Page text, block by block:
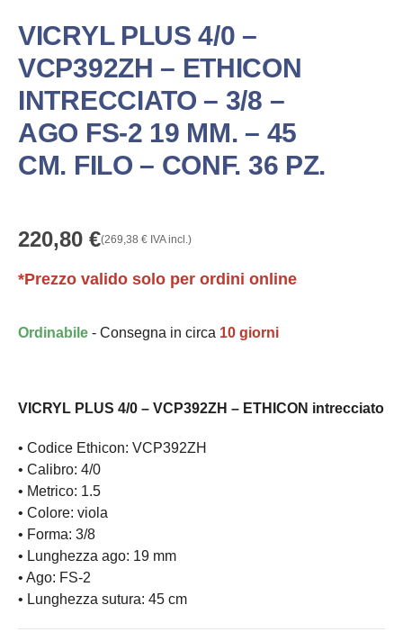
VICRYL PLUS 4/0 –
VCP392ZH – ETHICON
INTRECCIATO – 3/8 –
AGO FS-2 19 MM. – 45
CM. FILO – CONF. 36 PZ.
220,80 €(269,38 € IVA incl.)
*Prezzo valido solo per ordini online
Ordinabile - Consegna in circa 10 giorni
VICRYL PLUS 4/0 – VCP392ZH – ETHICON intrecciato
• Codice Ethicon: VCP392ZH
• Calibro: 4/0
• Metrico: 1.5
• Colore: viola
• Forma: 3/8
• Lunghezza ago: 19 mm
• Ago: FS-2
• Lunghezza sutura: 45 cm